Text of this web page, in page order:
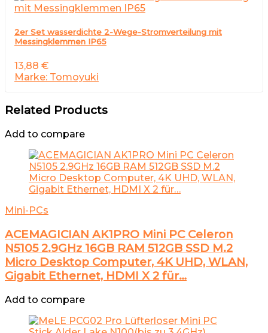
2er Set wasserdichte 2-Wege-Stromverteilung mit
Messingklemmen IP65
13,88 €
Marke: Tomoyuki
Related Products
Add to compare
Mini-PCs
ACEMAGICIAN AK1PRO Mini PC Celeron
N5105 2.9GHz 16GB RAM 512GB SSD M.2
Micro Desktop Computer, 4K UHD, WLAN,
Gigabit Ethernet, HDMI X 2 für…
Add to compare